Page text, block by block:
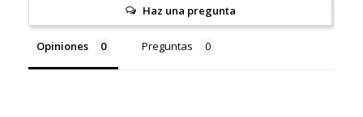
Haz una pregunta
Opiniones Preguntas